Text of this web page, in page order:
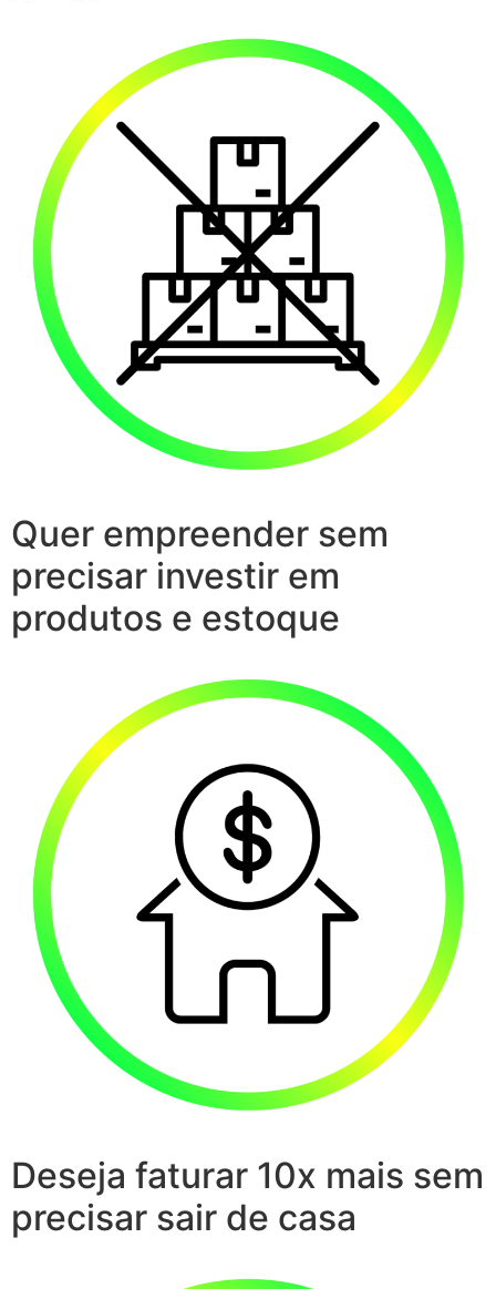
Quer empreender sem
precisar investir em
produtos e estoque
Deseja faturar 10x mais sem
precisar sair de casa